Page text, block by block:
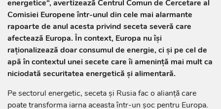
energetice“, avertizează Centrul Comun de Cercetare al
Comisiei Europene într-unul din cele mai alarmante
rapoarte de anul acesta privind seceta severă care
afectează Europa. În context, Europa nu îşi
raţionalizează doar consumul de energie, ci şi pe cel de
apă în contextul unei secete care îi ameninţă mai mult ca
niciodată secu­ritatea energetică şi alimentară.
Pe sectorul energetic, seceta şi Rusia fac o alianţă care
poate transforma iarna aceasta într-un şoc pentru Europa.